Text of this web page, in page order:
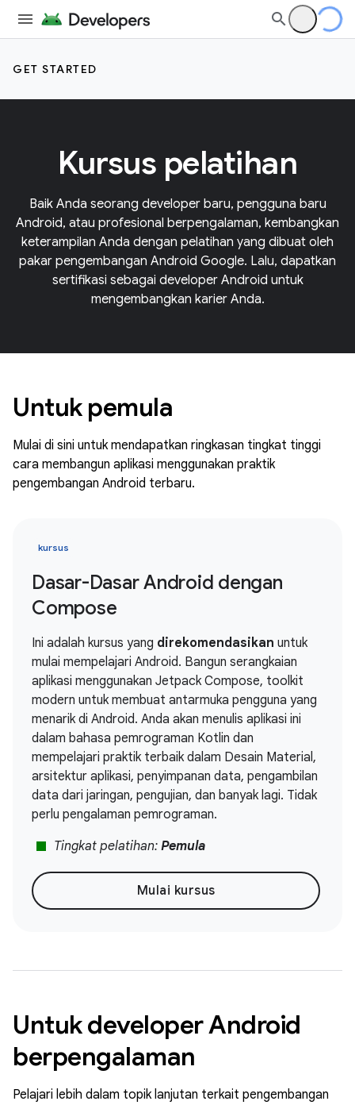
GET STARTED
Kursus pelatihan
Baik Anda seorang developer baru, pengguna baru
Android, atau profesional berpengalaman, kembangkan
keterampilan Anda dengan pelatihan yang dibuat oleh
pakar pengembangan Android Google. Lalu, dapatkan
sertifikasi sebagai developer Android untuk
mengembangkan karier Anda.
Untuk pemula
Mulai di sini untuk mendapatkan ringkasan tingkat tinggi
cara membangun aplikasi menggunakan praktik
pengembangan Android terbaru.
kursus
Dasar-Dasar Android dengan
Compose
Ini adalah kursus yang direkomendasikan untuk
mulai mempelajari Android. Bangun serangkaian
aplikasi menggunakan Jetpack Compose, toolkit
modern untuk membuat antarmuka pengguna yang
menarik di Android. Anda akan menulis aplikasi ini
dalam bahasa pemrograman Kotlin dan
mempelajari praktik terbaik dalam Desain Material,
arsitektur aplikasi, penyimpanan data, pengambilan
data dari jaringan, pengujian, dan banyak lagi. Tidak
perlu pengalaman pemrograman.
stop Tingkat pelatihan: Pemula
Mulai kursus
Untuk developer Android
berpengalaman
Pelajari lebih dalam topik lanjutan terkait pengembangan